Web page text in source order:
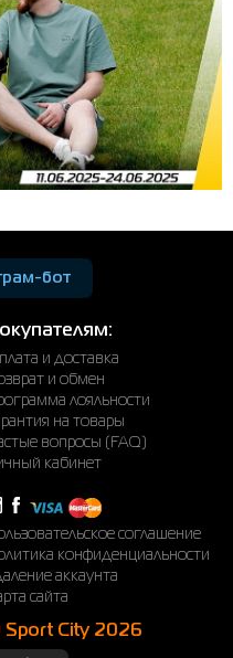
бот
и доставка
и обмен
лояльности
на товары
вопросы (FAQ)
кабинет
соглашение
конфиденциальности
аккаунта
сайта
Sport City 2026